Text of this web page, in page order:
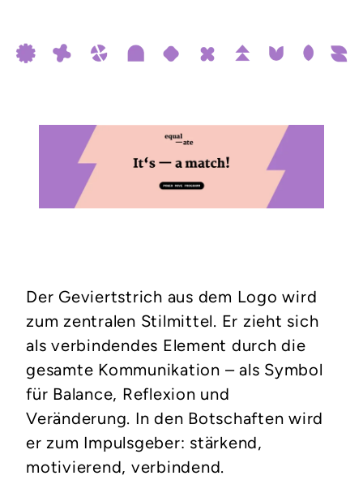
Der Geviertstrich aus dem Logo wird
zum zentralen Stilmittel. Er zieht sich
als verbindendes Element durch die
gesamte Kommunikation – als Symbol
für Balance, Reflexion und
Veränderung. In den Botschaften wird
er zum Impulsgeber: stärkend,
motivierend, verbindend.